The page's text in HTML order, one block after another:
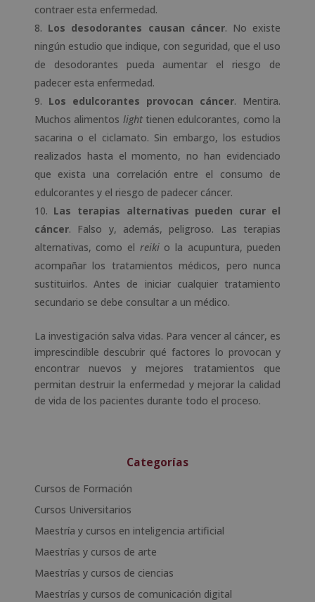
contraer esta enfermedad.
Los desodorantes causan cáncer. No existe
ningún estudio que indique, con seguridad, que el uso
de desodorantes pueda aumentar el riesgo de
padecer esta enfermedad.
Los edulcorantes provocan cáncer. Mentira.
Muchos alimentos light tienen edulcorantes, como la
sacarina o el ciclamato. Sin embargo, los estudios
realizados hasta el momento, no han evidenciado
que exista una correlación entre el consumo de
edulcorantes y el riesgo de padecer cáncer.
Las terapias alternativas pueden curar el
cáncer. Falso y, además, peligroso. Las terapias
alternativas, como el reikio la acupuntura, pueden
acompañar los tratamientos médicos, pero nunca
sustituirlos. Antes de iniciar cualquier tratamiento
secundario se debe consultar a un médico.
La investigación salva vidas. Para vencer al cáncer, es
imprescindible descubrir qué factores lo provocan y
encontrar nuevos y mejores tratamientos que
permitan destruir la enfermedad y mejorar la calidad
de vida de los pacientes durante todo el proceso.
Categorías
Cursos de Formación
Cursos Universitarios
Maestría y cursos en inteligencia artificial
Maestrías y cursos de arte
Maestrías y cursos de ciencias
Maestrías y cursos de comunicación digital